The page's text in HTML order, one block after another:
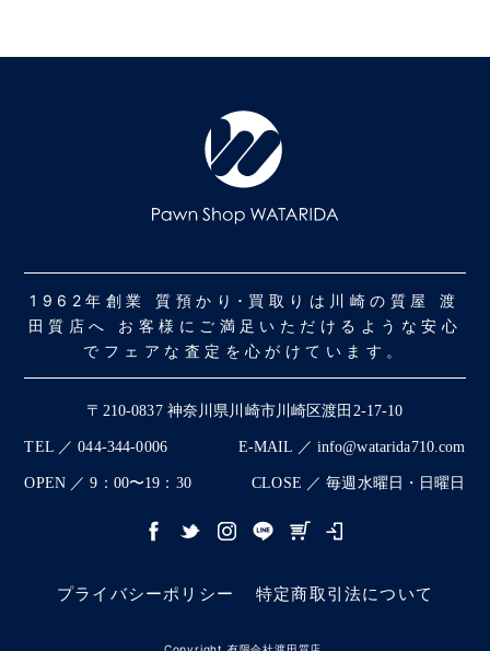
1962年創業 質預かり･買取りは川崎の質屋 渡
田質店へ お客様にご満足いただけるような安心
でフェアな査定を心がけています。
〒210-0837 神奈川県川崎市川崎区渡田2-17-10
TEL ／ 044-344-0006 E-MAIL ／ info@watarida710.com
OPEN ／ 9：00〜19：30 CLOSE ／ 毎週水曜日・日曜日
プライバシーポリシー 特定商取引法について